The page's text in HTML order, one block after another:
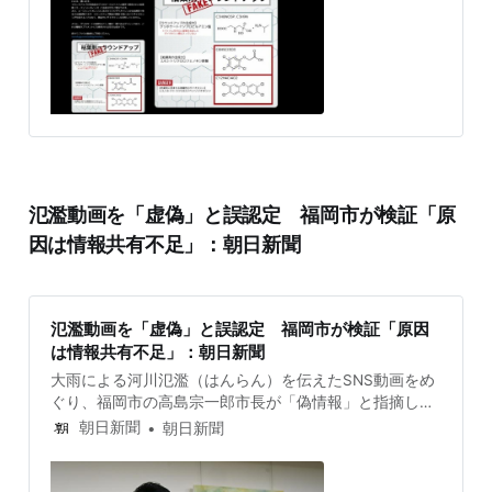
氾濫動画を「虚偽」と誤認定 福岡市が検証「原
因は情報共有不足」：朝日新聞
氾濫動画を「虚偽」と誤認定 福岡市が検証「原因
は情報共有不足」：朝日新聞
大雨による河川氾濫（はんらん）を伝えたSNS動画をめ
ぐり、福岡市の高島宗一郎市長が「偽情報」と指摘し、
その後、投稿内容が事実だった問題について市は2日、
朝日新聞 朝日新聞